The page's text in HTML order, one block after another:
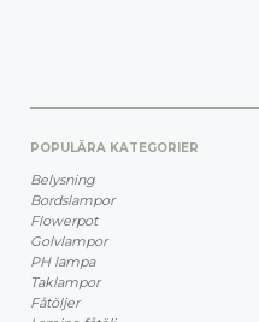
POPULÄRA KATEGORIER
Belysning
Bordslampor
Flowerpot
Golvlampor
PH lampa
Taklampor
Fåtöljer